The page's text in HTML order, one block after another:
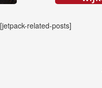
[jetpack-related-posts]